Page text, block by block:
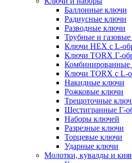
Баллонные ключи
Радиусные ключи
Разводные ключи
Трубные и
Ключи HEX с L-
Ключи TORX Г-
Комбинированные
Ключи TORX с L-
Накидные ключи
Рожковые ключи
Трещоточные
Шестигранные Г-
Наборы ключей
Разрезные ключи
Торцевые ключи
Ударные ключи
Молотки, кувалды и